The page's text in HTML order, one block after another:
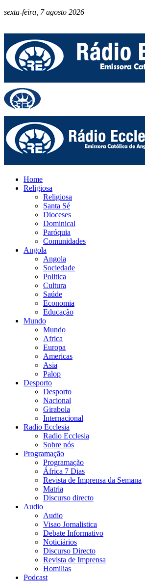
sexta-feira, 7 agosto 2026
Home
Religiosa
Religiosa
Santa Sé
Dioceses
Dominical
Paróquia
Comunidades
Angola
Angola
Sociedade
Politica
Cultura
Saúde
Economia
Educação
Mundo
Mundo
Africa
Europa
Americas
Asia
Palop
Desporto
Desporto
Nacional
Girabola
Internacional
Radio Ecclesia
Radio Ecclesia
Sobre nós
Programação
Programação
África 7 Dias
Revista de Imprensa da Semana
Matria
Discurso directo
Audio
Audio
Visao Jornalistica
Debate Informativo
Noticiários
Discurso Directo
Revista de Imprensa
Homilias
Podcast